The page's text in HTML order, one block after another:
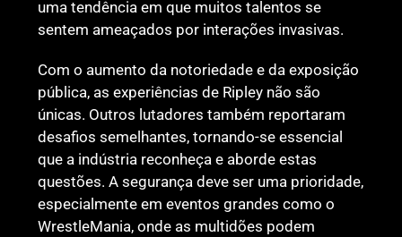
uma tendência em que muitos talentos se
sentem ameaçados por interações invasivas.
Com o aumento da notoriedade e da exposição
pública, as experiências de Ripley não são
únicas. Outros lutadores também reportaram
desafios semelhantes, tornando-se essencial
que a indústria reconheça e aborde estas
questões. A segurança deve ser uma prioridade,
especialmente em eventos grandes como o
WrestleMania, onde as multidões podem